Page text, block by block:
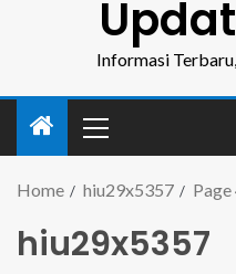
Informasi
Home hiu29x5357 Page
hiu29x5357